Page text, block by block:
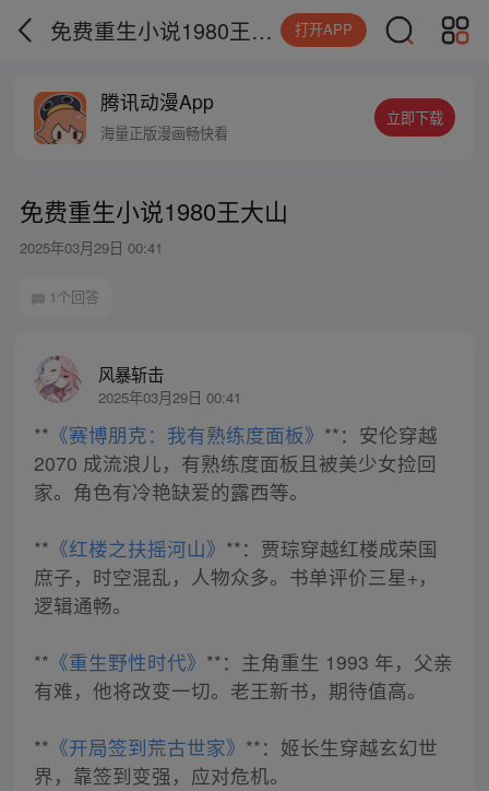
免费重生小说1980王大山 打开APP
腾讯动漫App
海量正版漫画畅快看
立即下载
免费重生小说1980王大山
2025年03月29日 00:41
1个回答
风暴斩击
2025年03月29日 00:41
** 《赛博朋克：我有熟练度面板》 **：安伦穿越
2070 成流浪儿，有熟练度面板且被美少女捡回
家。角色有冷艳缺爱的露西等。
** 《红楼之扶摇河山》 **：贾琮穿越红楼成荣国
庶子，时空混乱，人物众多。书单评价三星+，
逻辑通畅。
** 《重生野性时代》 **：主角重生 1993 年，父亲
有难，他将改变一切。老王新书，期待值高。
** 《开局签到荒古世家》 **：姬长生穿越玄幻世
界，靠签到变强，应对危机。